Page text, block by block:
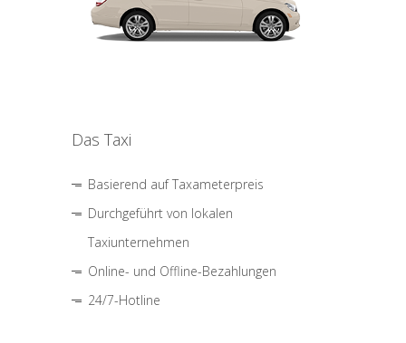
Das Taxi
Basierend auf Taxameterpreis
Durchgeführt von lokalen
Taxiunternehmen
Online- und Offline-Bezahlungen
24/7-Hotline